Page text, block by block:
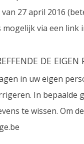
van 27 april 2016
mogelijk via een
DE EIGEN
in uw eigen
In bepaalde
te wissen. Om